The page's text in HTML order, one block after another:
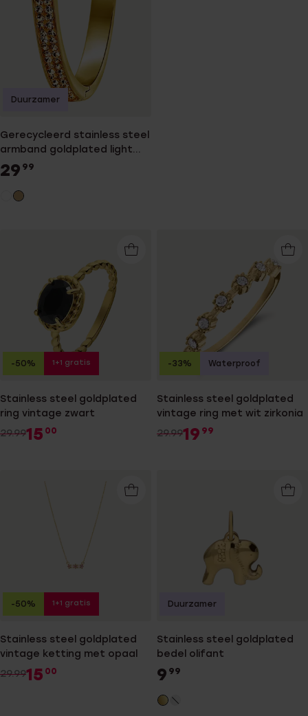
Gerecycleerd stainless steel
armband goldplated light
colorado kristal
29 99
Duurzamer
Stainless steel goldplated
ring vintage zwart
29.9915 00
-50% 1+1 gratis
Stainless steel goldplated
vintage ring met wit zirkonia
29.9919 99
-33% Waterproof
Stainless steel goldplated
vintage ketting met opaal
29.9915 00
-50% 1+1 gratis
Stainless steel goldplated
bedel olifant
9 99
Duurzamer